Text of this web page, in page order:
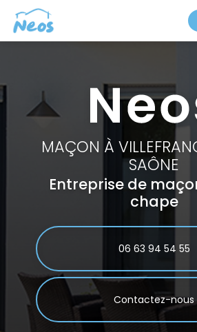
contenu
principal
MAÇON À
SAÔNE
Entreprise de
chape
06 63 94 54 55
Contactez-nous